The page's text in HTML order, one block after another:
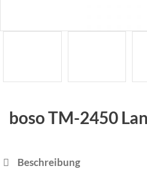
boso TM-2450
Beschreibung